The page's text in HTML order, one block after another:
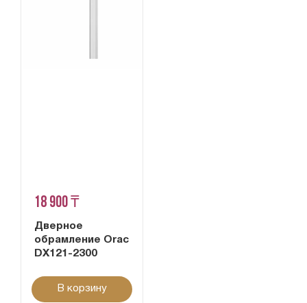
18 900 ₸
Дверное
обрамление Orac
DX121-2300
В корзину